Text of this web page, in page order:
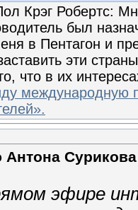
Крэг Робертс:
был
в Пентагон и
эти
что в их
международную
Антона
эфире